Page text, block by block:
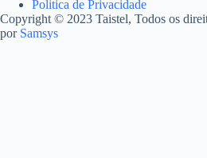
Politica de Privacidade
Copyright © 2023 Taistel, Todos os
por Samsys